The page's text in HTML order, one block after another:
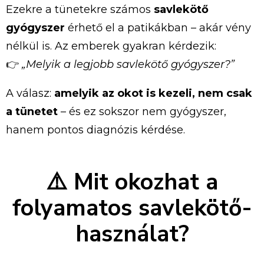
Ezekre a tünetekre számos savlekötő
gyógyszer érhető el a patikákban – akár vény
nélkül is. Az emberek gyakran kérdezik:
👉 „Melyik a legjobb savlekötő gyógyszer?”
A válasz: amelyik az okot is kezeli, nem csak
a tünetet – és ez sokszor nem gyógyszer,
hanem pontos diagnózis kérdése.
⚠️ Mit okozhat a
folyamatos savlekötő-
használat?